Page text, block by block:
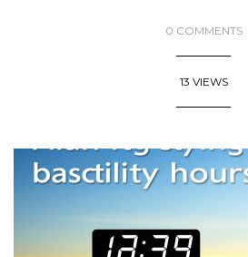
0 COMMENTS
13 VIEWS